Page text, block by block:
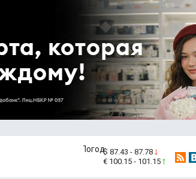
$ 87.43 - 87.78
€ 100.15 - 101.15